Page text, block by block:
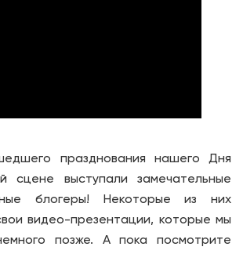
празднования нашего Дня
сцене выступали замечательные
блогеры! Некоторые из них
видео-презентации, которые мы
позже. А пока посмотрите